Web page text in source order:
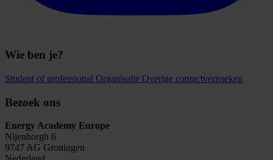
Wie ben je?
Student of professional Organisatie Overige contactverzoeken
Bezoek ons
Energy Academy Europe
Nijenborgh 6
9747 AG Groningen